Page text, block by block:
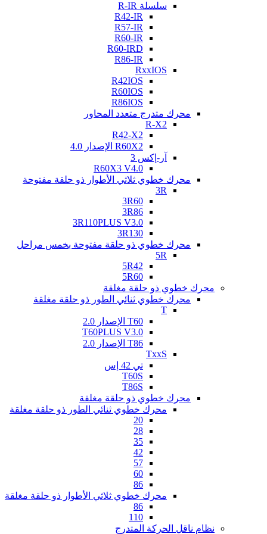
سلسلة R-IR
R42-IR
R57-IR
R60-IR
R60-IRD
R86-IR
RxxIOS
R42IOS
R60IOS
R86IOS
محرك متدرج متعدد المحاور
R-X2
R42-X2
R60X2 الإصدار 4.0
آر-إكس 3
R60X3 V4.0
محرك خطوي ثلاثي الأطوار ذو حلقة مفتوحة
3R
3R60
3R86
3R110PLUS V3.0
3R130
محرك خطوي ذو حلقة مفتوحة بخمس مراحل
5R
5R42
5R60
محرك خطوي ذو حلقة مغلقة
محرك خطوي ثنائي الطور ذو حلقة مغلقة
T
T60 الإصدار 2.0
T60PLUS V3.0
T86 الإصدار 2.0
TxxS
تي 42 إس
T60S
T86S
محرك خطوي ذو حلقة مغلقة
محرك خطوي ثنائي الطور ذو حلقة مغلقة
20
28
35
42
57
60
86
محرك خطوي ثلاثي الأطوار ذو حلقة مغلقة
86
110
نظام ناقل الحركة المتدرج